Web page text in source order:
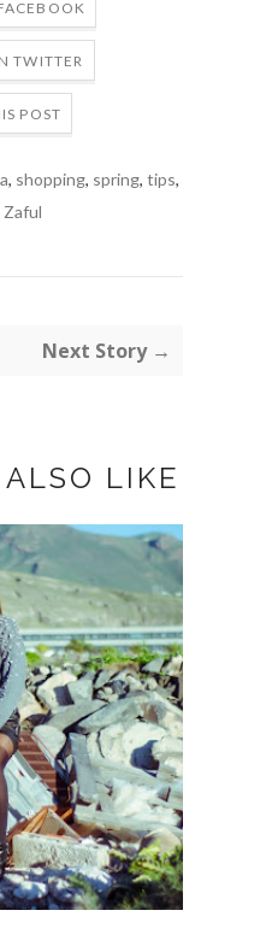
TWITTER
POST
, shopping, spring, tips,
Zaful
Next Story →
LIKE